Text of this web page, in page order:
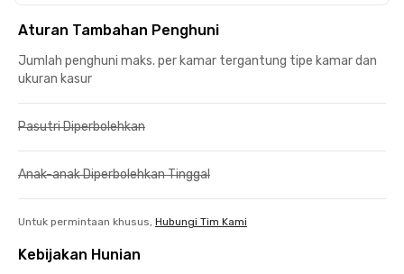
Aturan Tambahan Penghuni
Jumlah penghuni maks. per kamar tergantung tipe kamar dan
ukuran kasur
Pasutri Diperbolehkan
Anak-anak Diperbolehkan Tinggal
Untuk permintaan khusus, Hubungi Tim Kami
Kebijakan Hunian